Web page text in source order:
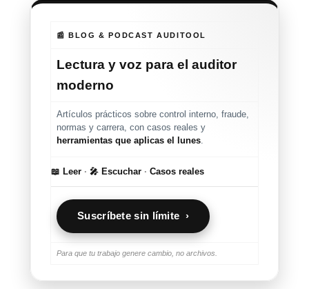
📰 BLOG & PODCAST AUDITOOL
Lectura y voz para el auditor
moderno
Artículos prácticos sobre control interno, fraude,
normas y carrera, con casos reales y
herramientas que aplicas el lunes.
📖 Leer · 🎤 Escuchar · Casos reales
Suscríbete sin límite ›
Para que tu trabajo genere cambio, no archivos.